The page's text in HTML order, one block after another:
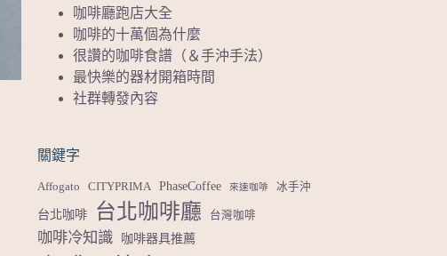
咖啡廳跑店大全
咖啡的十萬個為什麼
很讚的咖啡食譜（＆手沖手法）
最快樂的器材開箱時間
社群轉發內容
關鍵字
Affogato CITYPRIMA PhaseCoffee 來速咖啡 冰手沖
台北咖啡 台北咖啡廳 台灣咖啡
咖啡冷知識 咖啡器具推薦